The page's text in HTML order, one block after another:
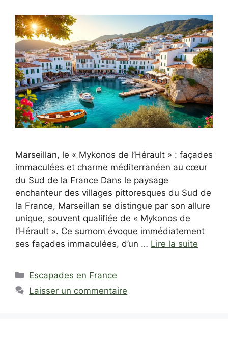
Marseillan, le « Mykonos de l’Hérault » : façades
immaculées et charme méditerranéen au cœur
du Sud de la France Dans le paysage
enchanteur des villages pittoresques du Sud de
la France, Marseillan se distingue par son allure
unique, souvent qualifiée de « Mykonos de
l’Hérault ». Ce surnom évoque immédiatement
ses façades immaculées, d’un … Lire la suite
Catégories
Escapades en France
Laisser un commentaire